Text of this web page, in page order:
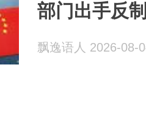
部门出手反
飘逸语人 2026-08-